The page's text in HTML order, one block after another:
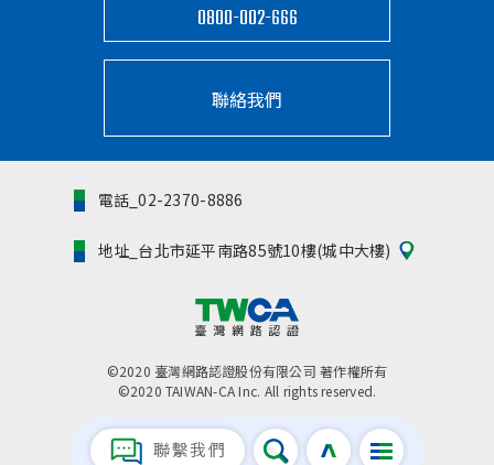
聯繫我們
0800-002-666
聯絡我們
電話_02-2370-8886
地址_台北市延平南路85號10樓(城中大樓)
©2020 臺灣網路認證股份有限公司 著作權所有
©2020 TAIWAN-CA Inc. All rights reserved.
隱私權聲明